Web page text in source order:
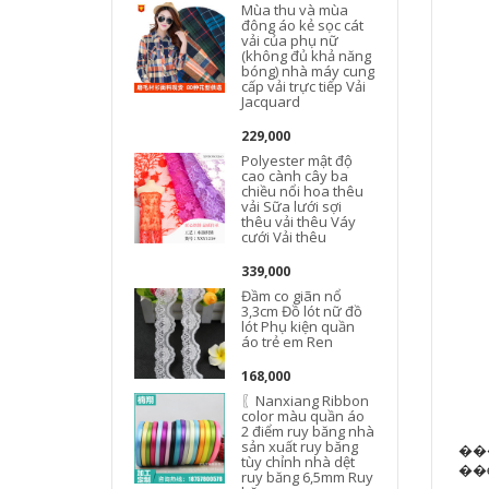
Mùa thu và mùa
đông áo kẻ sọc cát
vải của phụ nữ
(không đủ khả năng
bóng) nhà máy cung
cấp vải trực tiếp Vải
Jacquard
229,000
Polyester mật độ
cao cành cây ba
chiều nổi hoa thêu
vải Sữa lưới sợi
thêu vải thêu Váy
cưới Vải thêu
339,000
Đầm co giãn nổ
3,3cm Đồ lót nữ đồ
lót Phụ kiện quần
áo trẻ em Ren
168,000
〖Nanxiang Ribbon
color màu quần áo
2 điểm ruy băng nhà
sản xuất ruy băng
tùy chỉnh nhà dệt
ruy băng 6,5mm Ruy